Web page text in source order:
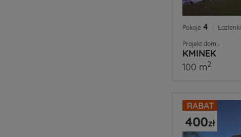
Pokoje 4 Łazienki
Projekt domu
KMINEK
100 m2